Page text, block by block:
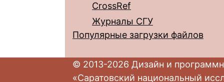
CrossRef
Журналы СГУ
Популярные загрузки файлов
© 2013-2026 Дизайн и
«Саратовский национальный